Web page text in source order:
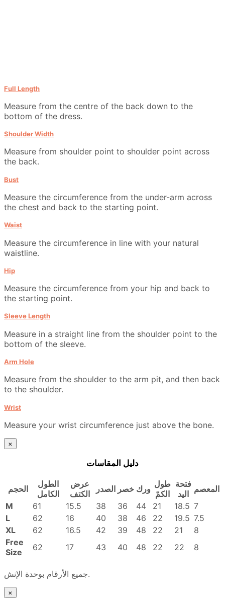
Full Length
Measure from the centre of the back down to the
bottom of the dress.
Shoulder Width
Measure from shoulder point to shoulder point across
the back.
Bust
Measure the circumference from the under-arm across
the chest and back to the starting point.
Waist
Measure the circumference in line with your natural
waistline.
Hip
Measure the circumference from your hip and back to
the starting point.
Sleeve Length
Measure in a straight line from the shoulder point to the
bottom of the sleeve.
Arm Hole
Measure from the shoulder to the arm pit, and then back
to the shoulder.
Wrist
Measure your wrist circumference just above the bone.
×
دليل المقاسات
الحجم
الطول
الكامل
عرض
الكتف
الصدر خصر ورك طول
الكمّ
فتحة
اليد المعصم
M
61 15.5 38 36 44 21 18.5 7
L
62 16 40 38 46 22 19.5 7.5
XL
62 16.5 42 39 48 22 21
8
Free
Size
62 17 43 40 48 22 22 8
جميع الأرقام بوحدة الإنش.
×